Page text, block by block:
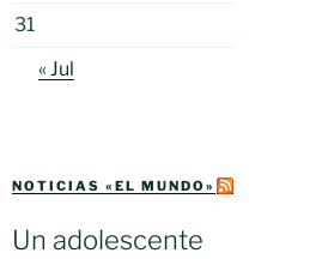
31
« Jul
NOTICIAS «EL MUNDO»
Un adolescente